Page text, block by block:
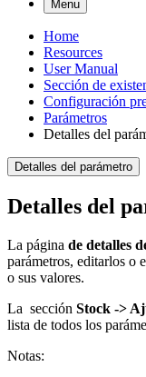
Menu
Home
Resources
User Manual
Sección de
Configuración
Parámetros
Detalles del
Detalles del parámetro
Detalles del
La página de detalles
parámetros, editarlos o
o sus valores.
La sección Stock ->
lista de todos los
Notas: